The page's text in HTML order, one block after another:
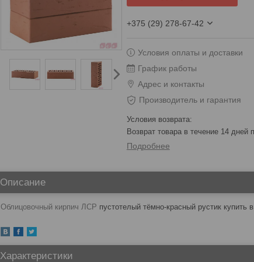
+375 (29) 278-67-42
Условия оплаты и доставки
График работы
Адрес и контакты
Производитель и гарантия
возврат товара в течение 14 дней
Подробнее
Описание
Облицовочный кирпич ЛСР пустотелый тёмно-красный рустик
Характеристики